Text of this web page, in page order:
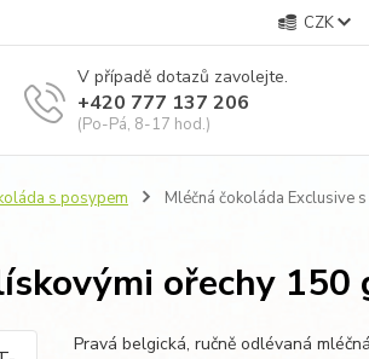
CZK
V případě dotazů zavolejte.
+420 777 137 206
(Po-Pá, 8-17 hod.)
s posypem
Mléčná čokoláda Exclusive
ořechy 150
Pravá belgická, ručně odlévaná